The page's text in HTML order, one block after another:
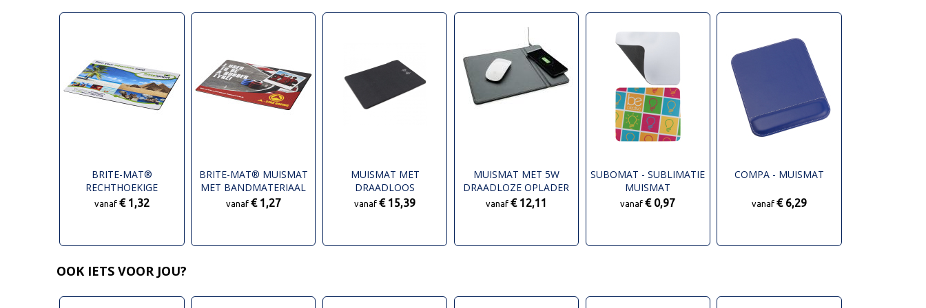
BRITE-MAT®
RECHTHOEKIGE
MUISMAT
vanaf € 1,32
BRITE-MAT® MUISMAT
MET BANDMATERIAAL
vanaf € 1,27
MUISMAT MET
DRAADLOOS
OPLAADSTATION 5W
vanaf€ 15,39
MUISMAT MET 5W
DRAADLOZE OPLADER
vanaf € 12,11
SUBOMAT - SUBLIMATIE
MUISMAT
vanaf€ 0,97
COMPA - MUISMAT
vanaf€ 6,29
OOK IETS VOOR JOU?